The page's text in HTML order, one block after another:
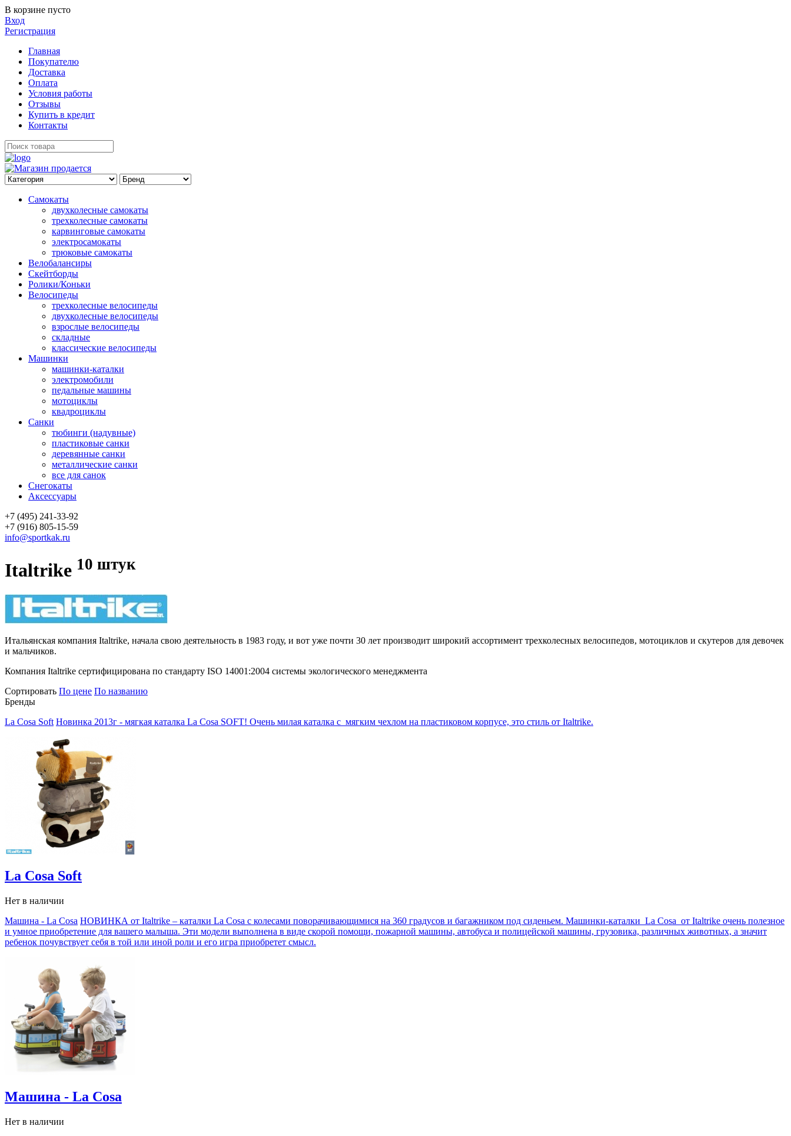
В корзине пусто
Вход
Регистрация
Главная
Покупателю
Доставка
Оплата
Условия работы
Отзывы
Купить в кредит
Контакты
Самокаты
двухколесные самокаты
трехколесные самокаты
карвинговые самокаты
электросамокаты
трюковые самокаты
Велобалансиры
Скейтборды
Ролики/Коньки
Велосипеды
трехколесные велосипеды
двухколесные велосипеды
взрослые велосипеды
складные
классические велосипеды
Машинки
машинки-каталки
электромобили
педальные машины
мотоциклы
квадроциклы
Санки
тюбинги (надувные)
пластиковые санки
деревянные санки
металлические санки
все для санок
Снегокаты
Аксессуары
+7 (495) 241-33-92
+7 (916) 805-15-59
info@sportkak.ru
Italtrike 10 штук
Итальянская компания Italtrike, начала свою деятельность в 1983 году, и вот уже почти 30 лет производит широкий ассортимент трехколесных велосипедов, мотоциклов и скутеров для девочек
и мальчиков.
Компания Italtrike сертифицирована по стандарту ISO 14001:2004 системы экологического менеджмента
Сортировать По цене По названию
Бренды
La Cosa Soft Новинка 2013г - мягкая каталка La Cosa SOFT! Очень милая каталка с мягким чехлом на пластиковом корпусе, это стиль от Italtrike.
La Cosa Soft
Нет в наличии
Машина - La Cosa НОВИНКА от Italtrike – каталки La Cosa с колесами поворачивающимися на 360 градусов и багажником под сиденьем. Машинки-каталки La Cosa от Italtrike очень полезное
и умное приобретение для вашего малыша. Эти модели выполнена в виде скорой помощи, пожарной машины, автобуса и полицейской машины, грузовика, различных животных, а значит
ребенок почувствует себя в той или иной роли и его игра приобретет смысл.
Машина - La Cosa
Нет в наличии